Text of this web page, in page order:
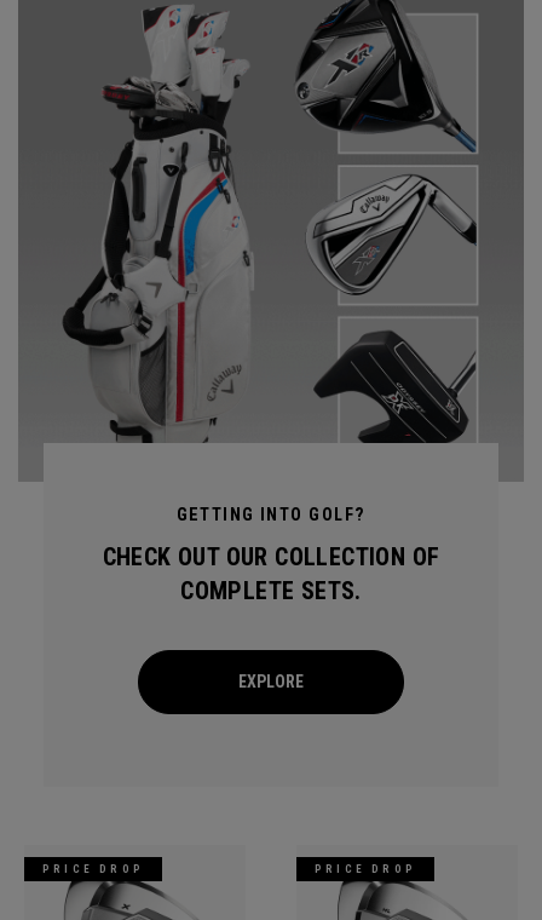
GETTING INTO GOLF?
CHECK OUT OUR COLLECTION OF
COMPLETE SETS.
EXPLORE
PRICE DROP PRICE DROP